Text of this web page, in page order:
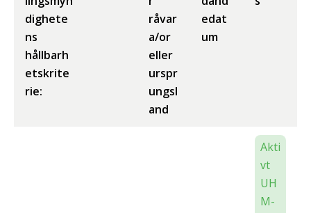
dighete
ns
hållbarh
etskrite
rie:
råvar
a/or
eller
urspr
ungsl
and
edat
um
Akti
vt
UH
M-